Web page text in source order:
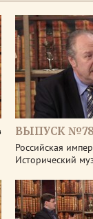
ВЫПУСК
Российская
Исторический